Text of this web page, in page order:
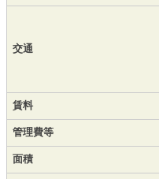
交通
賃料
管理費等
面積